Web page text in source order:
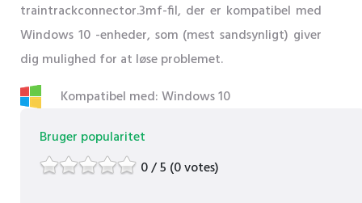
traintrackconnector.3mf-fil, der er kompatibel med
Windows 10 -enheder, som (mest sandsynligt) giver
dig mulighed for at løse problemet.
Kompatibel med: Windows 10
Bruger popularitet
0 / 5 (0 votes)